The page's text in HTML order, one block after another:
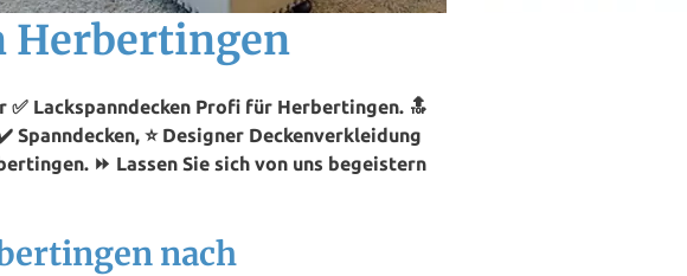
Herbertingen
✅ Lackspanndecken Profi für Herbertingen. 🔝
Spanndecken, ⭐ Designer Deckenverkleidung
⏩ Lassen Sie sich von uns begeistern
nach